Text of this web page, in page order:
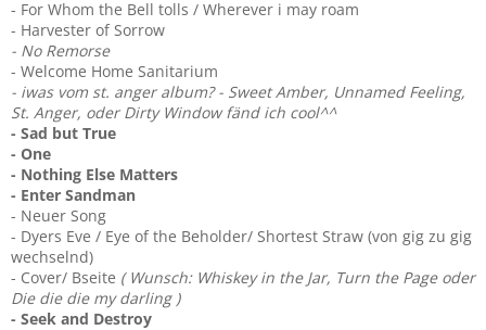
- For Whom the Bell tolls / Wherever i may roam
- Harvester of Sorrow
- No Remorse
- Welcome Home Sanitarium
- iwas vom st. anger album? - Sweet Amber, Unnamed Feeling,
St. Anger, oder Dirty Window fänd ich cool^^
- Sad but True
- One
- Nothing Else Matters
- Enter Sandman
- Neuer Song
- Dyers Eve / Eye of the Beholder/ Shortest Straw (von gig zu gig
wechselnd)
- Cover/ Bseite ( Wunsch: Whiskey in the Jar, Turn the Page oder
Die die die my darling )
- Seek and Destroy